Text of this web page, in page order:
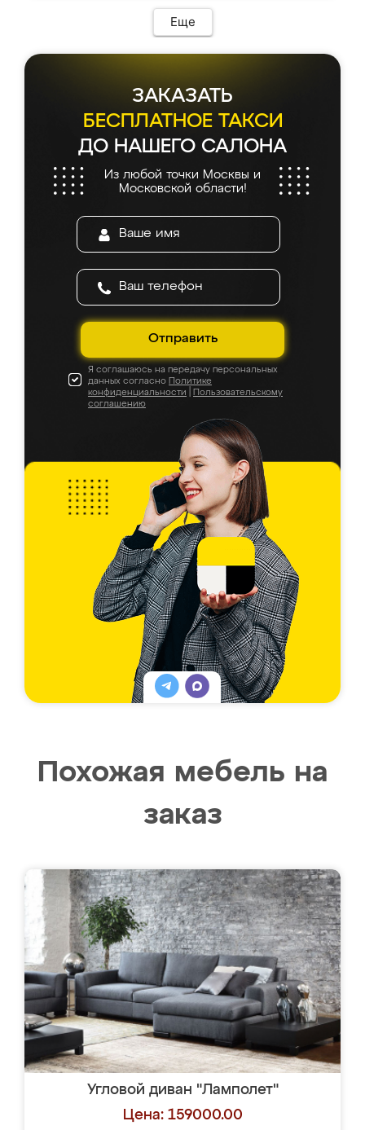
Еще
ЗАКАЗАТЬ
БЕСПЛАТНОЕ ТАКСИ
ДО НАШЕГО САЛОНА
Из любой точки Москвы и
Московской области!
Отправить
Я соглашаюсь на передачу персональных
данных согласно Политике
конфиденциальности
Пользовательскому
соглашению
Похожая мебель на
заказ
Угловой диван "Ламполет"
Цена: 159000.00